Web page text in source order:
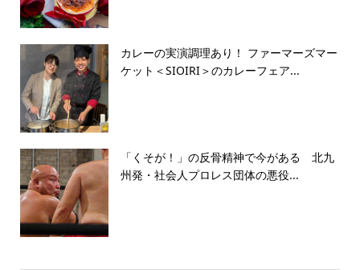
カレーの実演調理あり！ ファーマーズマー
ケット＜SIOIRI＞のカレーフェア...
「くそが！」の反骨精神で今がある 北九
州発・社会人プロレス団体の悪役...